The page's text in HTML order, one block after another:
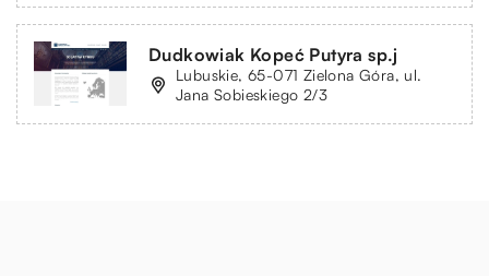
Dudkowiak Kopeć Putyra sp.j
Lubuskie, 65-071 Zielona Góra, ul.
Jana Sobieskiego 2/3